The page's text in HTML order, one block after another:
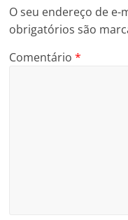
O seu endereço de
obrigatórios são
Comentário*